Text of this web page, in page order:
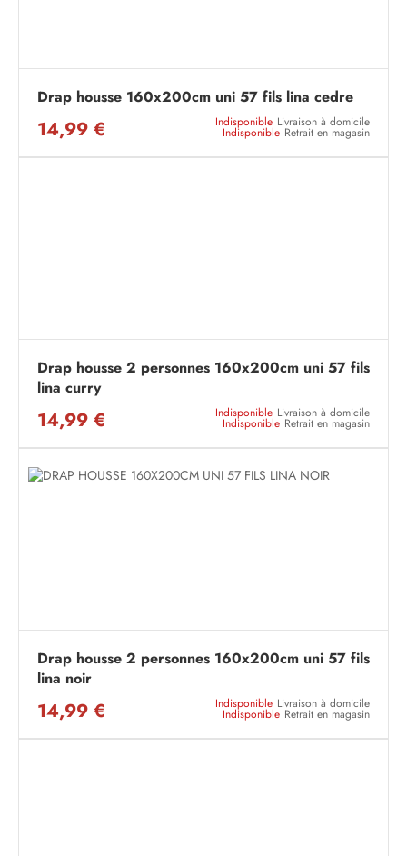
Drap housse 160x200cm uni 57 fils lina cedre
14,99 € Indisponible Livraison à domicile
Indisponible Retrait en magasin
Drap housse 2 personnes 160x200cm uni 57 fils
lina curry
14,99 € Indisponible Livraison à domicile
Indisponible Retrait en magasin
Drap housse 2 personnes 160x200cm uni 57 fils
lina noir
14,99 € Indisponible Livraison à domicile
Indisponible Retrait en magasin